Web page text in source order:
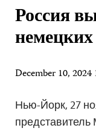
Россия
December 10,
Нью-Йорк, 27